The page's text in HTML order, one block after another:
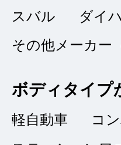
★★★★★
5点
2022/06/25
スバル
ダイ
その他メーカー
ボディタイプ
軽自動車 コ